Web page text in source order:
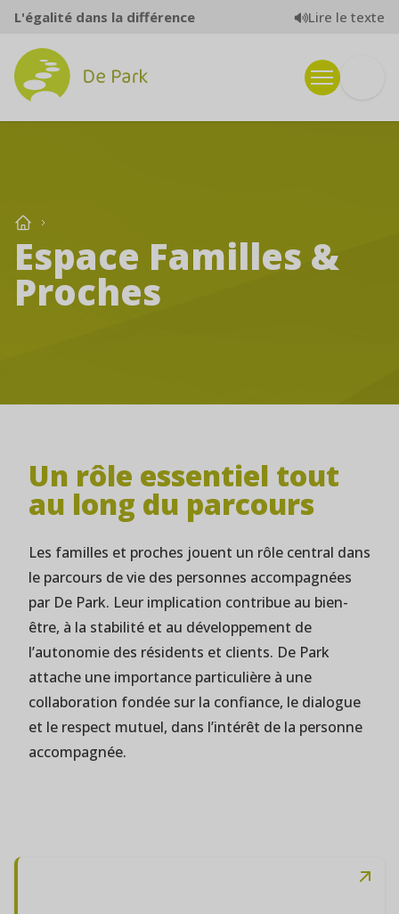
Aller au contenu
L'égalité dans la différence Lire le texte
Espace Familles &
Proches
Un rôle essentiel tout
au long du parcours
Les familles et proches jouent un rôle central dans
le parcours de vie des personnes accompagnées
par De Park. Leur implication contribue au bien-
être, à la stabilité et au développement de
l’autonomie des résidents et clients. De Park
attache une importance particulière à une
collaboration fondée sur la confiance, le dialogue
et le respect mutuel, dans l’intérêt de la personne
accompagnée.